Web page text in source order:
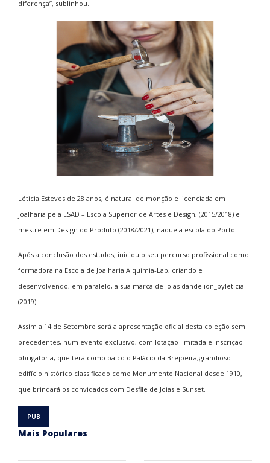
diferença”, sublinhou.
Léticia Esteves de 28 anos, é natural de monção e licenciada em
joalharia pela ESAD – Escola Superior de Artes e Design, (2015/2018) e
mestre em Design do Produto (2018/2021), naquela escola do Porto.
Após a conclusão dos estudos, iniciou o seu percurso profissional como
formadora na Escola de Joalharia Alquimia-Lab, criando e
desenvolvendo, em paralelo, a sua marca de joias dandelion_byleticia
(2019).
Assim a 14 de Setembro será a apresentação oficial desta coleção sem
precedentes, num evento exclusivo, com lotação limitada e inscrição
obrigatória, que terá como palco o Palácio da Brejoeira,grandioso
edifício histórico classificado como Monumento Nacional desde 1910,
que brindará os convidados com Desfile de Joias e Sunset.
Mais Populares